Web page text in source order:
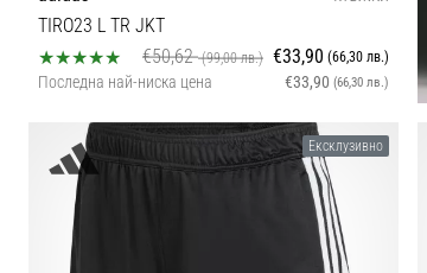
TIRO23 L TR JKT
€50,62(99,00 лв.) €33,90 (66,30 лв.)
Последна най-ниска цена €33,90 (66,30 лв.)
Ексклузивно